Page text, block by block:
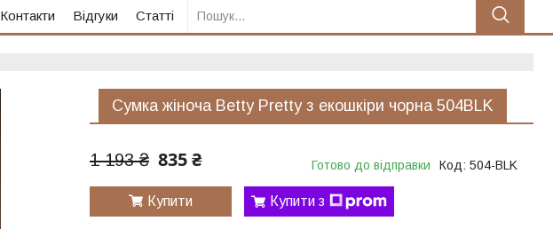
Контакти Відгуки Статті
Сумка жіноча Betty Pretty з екошкіри чорна 504BLK
1 193 ₴ 835 ₴ Готово до відправки Код: 504-BLK
Купити Купити з